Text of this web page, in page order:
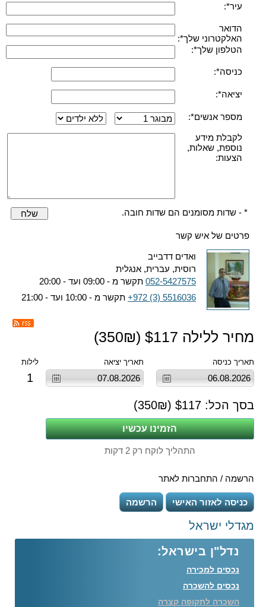
עיר*:
הדואר
האלקטרוני שלך*:
הטלפון שלך*:
כניסה*:
יציאה*:
מספר אנשים*:
לקבלת מידע
נוספת, שאלות,
הצעות:
* - שדות מסומנים הם שדות חובה. שלח
פרטים של איש קשר
ואדים דדבייב
רוסית, עברית, אנגלית
052-5427575 תקשר מ - 09:00 ועד - 20:00
+972 (3) 5516036 תקשר מ - 10:00 ועד - 21:00
מחיר ללילה $ 117
(
350₪)
תאריך כניסה תאריך יציאה לילות
1
בסך הכל: $ 117
(
350₪)
התהליך לוקח רק 2 דקות
הרשמה / התחברות לאתר
כניסה לאזור האישי הרשמה
מגדלי ישראל
נדל"ן בישראל:
נכסים למכירה
נכסים להשכרה
השכרה לתקופה קצרה